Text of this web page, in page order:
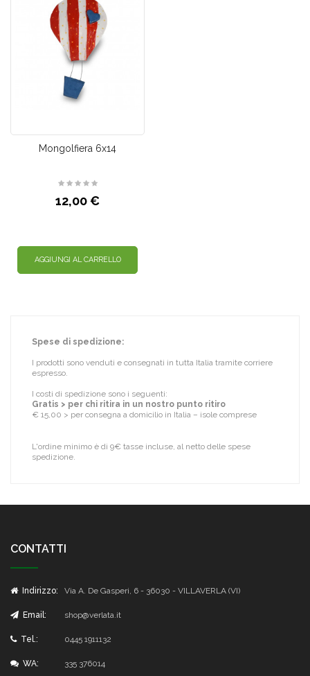
Mongolfiera 6x14
12,00 €
AGGIUNGI AL CARRELLO
Spese di spedizione:
I prodotti sono venduti e consegnati in tutta Italia tramite corriere
espresso.
I costi di spedizione sono i seguenti:
Gratis > per chi ritira in un nostro punto ritiro
€ 15,00 > per consegna a domicilio in Italia – isole comprese
L'ordine minimo è di 9€ tasse incluse, al netto delle spese
spedizione.
CONTATTI
Indirizzo: Via A. De Gasperi, 6 - 36030 - VILLAVERLA (VI)
Email: shop@verlata.it
Tel.: 0445 1911132
WA: 335 376014